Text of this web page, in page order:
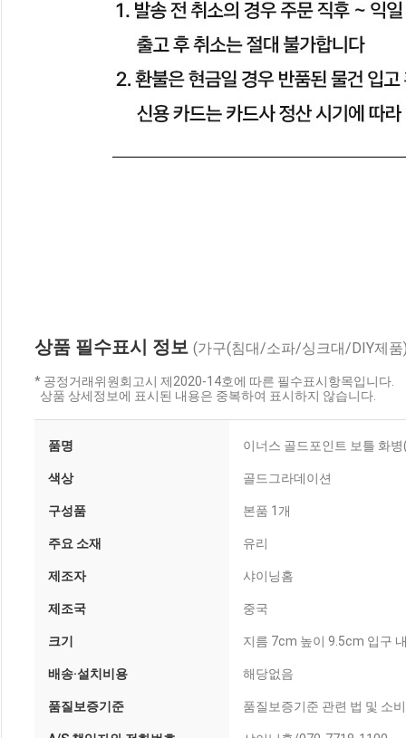
상품 필수표시 정보 (가구(침대/소파/싱크대/DIY제품
* 공정거래위원회고시 제2020-14호에 따른 필수표시항목입니다.
상품 상세정보에 표시된 내용은 중복하여 표시하지 않습니다.
품명 이너스 골드포인트 보틀 화
색상 골드그라데이션
구성품 본품 1개
주요 소재 유리
제조자 샤이닝홈
제조국 중국
크기 지름 7cm 높이 9.5cm 입구
배송·설치비용 해당없음
품질보증기준 품질보증기준 관련 법 및 소